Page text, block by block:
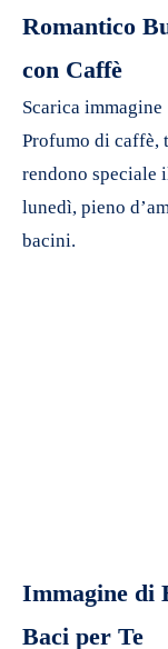
Romantico
con Caffè
Scarica immagine
Profumo di caffè,
rendono speciale
lunedì, pieno
bacini.
Immagine di
Baci per Te